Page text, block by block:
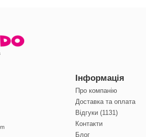
Інформація
Про компанію
Доставка та оплата
Відгуки (1131)
Контакти
Блог